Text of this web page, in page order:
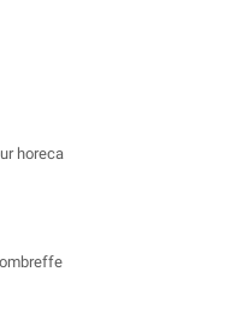
horeca